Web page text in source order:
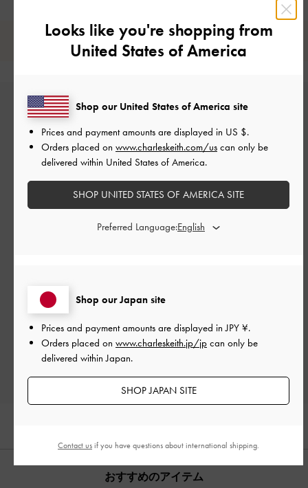
レビューは購入した方のみ投稿ができます。
カスタマーレビュー
Let us know what you think
レビューを書く
おすすめのアイテム
Looks like you're shopping from
United States of America
Shop our Japan site
Prices and payment amounts are displayed inJPY ¥.
Orders placed on www.charleskeith.jp/jp can only be
delivered within Japan.
SHOP JAPAN SITE
Shop our United States of America site
Prices and payment amounts are displayed in US $.
Orders placed on www.charleskeith.com/us can only be
delivered within United States of America.
SHOP UNITED STATES OF AMERICA SITE
Preferred Language:
Contact usif you have questions about international shipping.